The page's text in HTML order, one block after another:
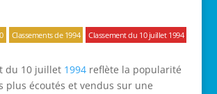
Classements de 1994 Classement du 10 juillet 1994
du 10 juillet 1994reflète la popularité
plus écoutés et vendus sur une